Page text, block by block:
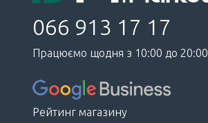
066 913 17 17
Працюємо щодня з 10:00 до 20:00
Рейтинг магазину